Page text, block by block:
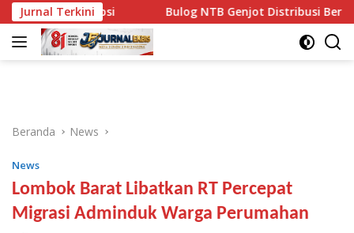
Langsung
ke
konten
Jurnal TerkiniBulog NTB Genjot Distribusi Beras SPHP dan
Beranda News
News
Lombok Barat Libatkan RT Percepat
Migrasi Adminduk Warga Perumahan